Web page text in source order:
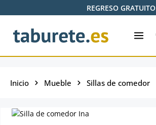
Saltar al contenido principalREGRESO GRATUITO
Inicio Mueble Sillas de comedor